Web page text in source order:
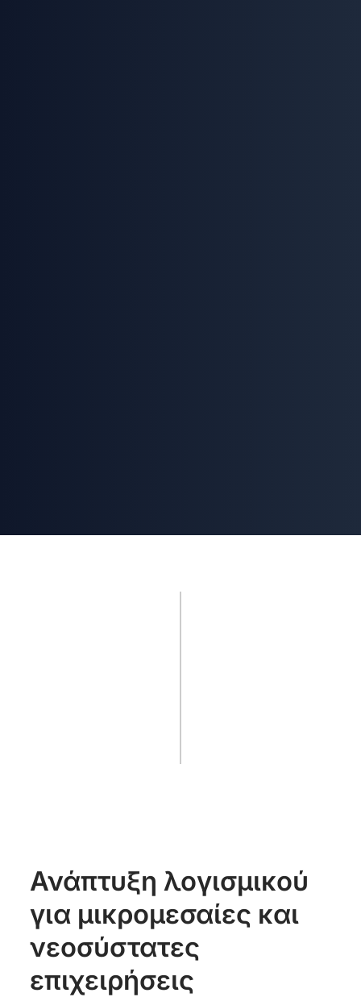
Ανάπτυξη λογισμικού
για μικρομεσαίες και
νεοσύστατες
επιχειρήσεις